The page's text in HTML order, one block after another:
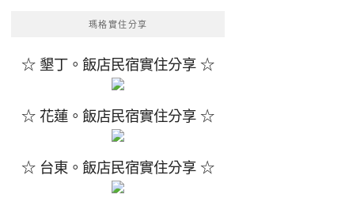
瑪格實住分享
☆ 墾丁。飯店民宿實住分享 ☆
☆ 花蓮。飯店民宿實住分享 ☆
☆ 台東。飯店民宿實住分享 ☆